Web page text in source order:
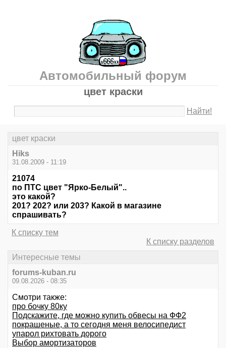
Автомобильный форум
цвет краски
Найти!
цвет краски
Hiks
31.08.2009 - 11:19
21074
по ПТС цвет "Ярко-Белый"..
это какой?
201? 202? или 203? Какой в магазине
спрашивать?
К списку тем
К списку разделов
Интересные темы
forums-kuban.ru
09.08.2026 - 08:35
Смотри также:
про бочку 80ку
Подскажите, где можно купить обвесы на ФФ2
покрашеные, а то сегодня меня велосипедист
упарол рихтовать дорого
Выбор амортизаторов